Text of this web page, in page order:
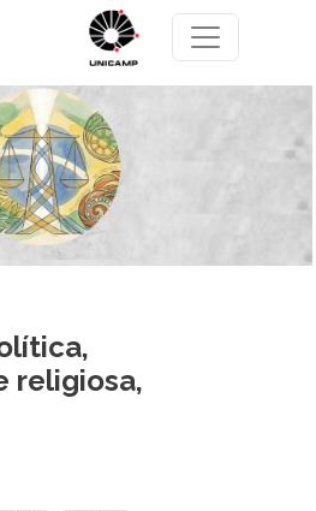
religiosa,